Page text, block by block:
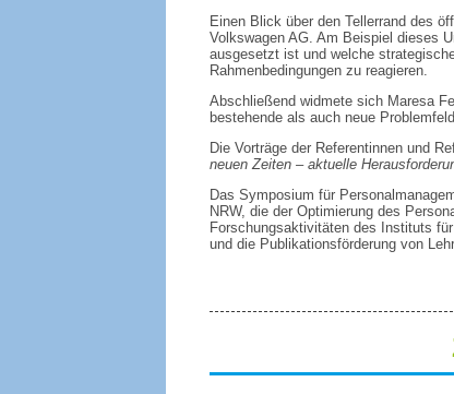
Einen Blick über den Tellerrand des
Volkswagen AG. Am Beispiel dieses
ausgesetzt ist und welche
Rahmenbedingungen zu reagieren.
Abschließend widmete sich Maresa
bestehende als auch neue
Die Vorträge der Referentinnen und
neuen Zeiten – aktuelle
Das Symposium für
NRW, die der Optimierung des
Forschungsaktivitäten des Instituts
und die Publikationsförderung von